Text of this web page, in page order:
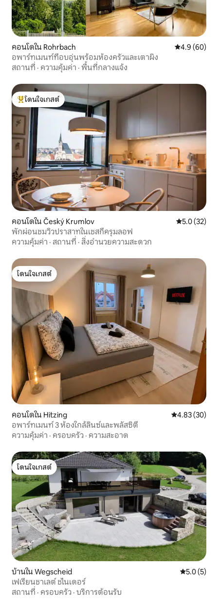
คอนโดใน Rohrbach คะแนนเฉลี่ย
4.9 (60)
อพาร์ทเมนท์ที่อบอุ่นพร้อมห้องครัวและเตาผิง
สถานที่ · ความคุ้มค่า · พื้นที่กลางแจ้ง
โดนใจเกสต์ที่สุด
โดนใจเกสต์
คอนโดใน Český Krumlov คะแนนเฉลี่ย
5.0 (32)
พักผ่อนชมวิวปราสาทในเชสกีครุมลอฟ
ความคุ้มค่า · สถานที่ · สิ่งอำนวยความสะดวก
โดนใจเกสต์
โดนใจเกสต์
คอนโดใน Hitzing คะแนนเฉลี่ย
4.83 (30)
อพาร์ทเมนท์ 3 ห้องใกล้ลินซ์และพลัสซิตี้
ความคุ้มค่า · ครอบครัว · ความสะอาด
โดนใจเกสต์
โดนใจเกสต์
บ้านใน Wegscheid คะแนนเฉลี่
5.0 (5)
เฟเรียนชาเลต์ ชไนเดอร์
สถานที่ · ครอบครัว · บริการต้อนรับ